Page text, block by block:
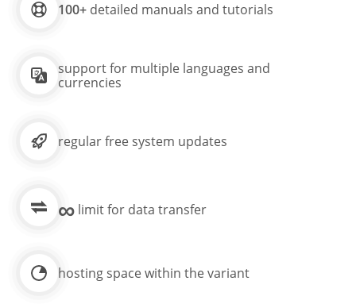
100+ detailed manuals and tutorials
support for multiple languages and
currencies
regular free system updates
∞ limit for data transfer
hosting space within the variant